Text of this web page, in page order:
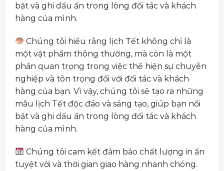
bật và ghi dấu ấn trong lòng đối tác và khách
hàng của mình.
Chúng tôi hiểu rằng lịch Tết không chỉ là
một vật phẩm thông thường, mà còn là một
phần quan trọng trong việc thể hiện sự chuyên
nghiệp và tôn trọng đối với đối tác và khách
hàng của bạn. Vì vậy, chúng tôi sẽ tạo ra những
mẫu lịch Tết độc đáo và sáng tạo, giúp bạn nổi
bật và ghi dấu ấn trong lòng đối tác và khách
hàng của mình.
Chúng tôi cam kết đảm bảo chất lượng in ấn
tuyệt vời và thời gian giao hàng nhanh chóng.